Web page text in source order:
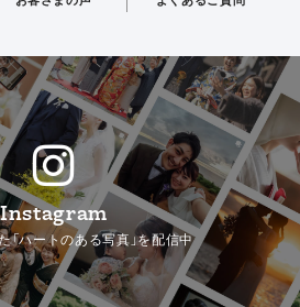
Instagram
「ハートのある写真」を配信中